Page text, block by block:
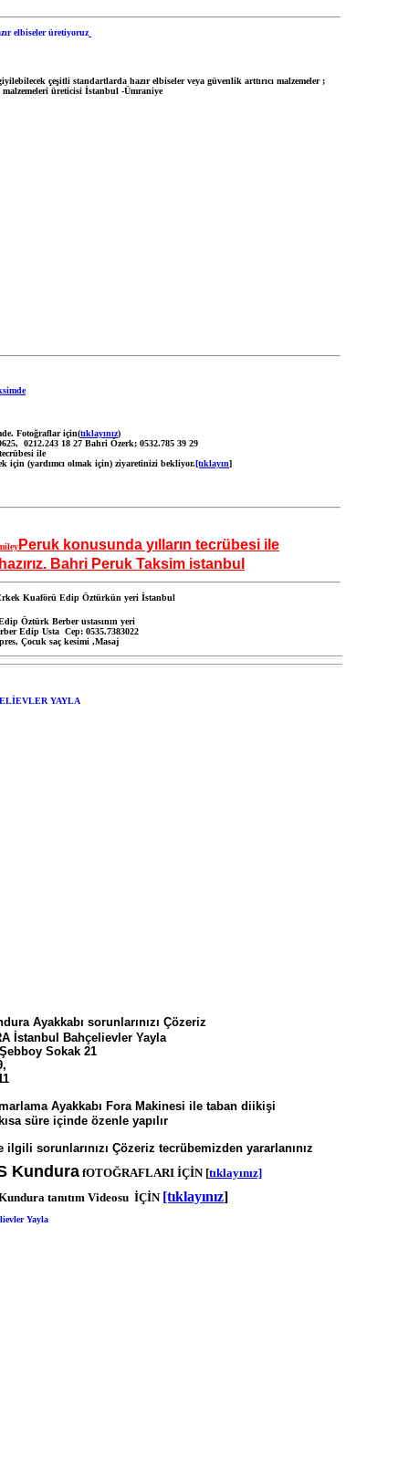
çeşitli standartlarda hazır elbiseler veya güvenlik arttırıcı malzemeler ;
üreticisi İstanbul -Ümraniye
Fotoğraflar için(tıklayınız)
0212.243 18 27 Bahri Özerk; 0532.785 39 29
ile
için (yardımcı olmak için) ziyaretinizi bekliyor.[tıklayın]
Peruk konusunda yılların tecrübesi ile
Bahri Peruk Taksim istanbul
İstanbul
Öztürk Berber ustasının yeri
Edip Usta Cep: 0535.7383022
Çocuk saç kesimi ,Masaj
Ayakkabı sorunlarınızı Çözeriz
İstanbul Bahçelievler Yayla
Sokak 21
Ayakkabı Fora Makinesi ile taban diikişi
süre içinde özenle yapılır
ilgili sorunlarınızı Çözeriz tecrübemizden yararlanınız
Kundura fOTOĞRAFLARI İÇİN [tıklayınız]
tanıtım Videosu İÇİN [tıklayınız]